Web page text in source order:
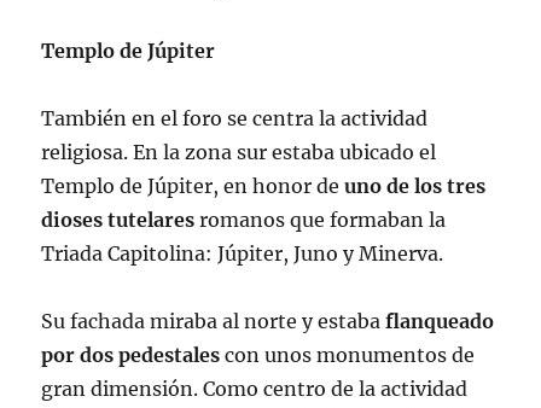
Templo de Júpiter
También en el foro se centra la actividad
religiosa. En la zona sur estaba ubicado el
Templo de Júpiter, en honor deuno de los tres
dioses tutelares romanos que formaban la
Triada Capitolina: Júpiter, Juno y Minerva.
Su fachada miraba al norte y estabaflanqueado
por dos pedestales con unos monumentos de
gran dimensión. Como centro de la actividad